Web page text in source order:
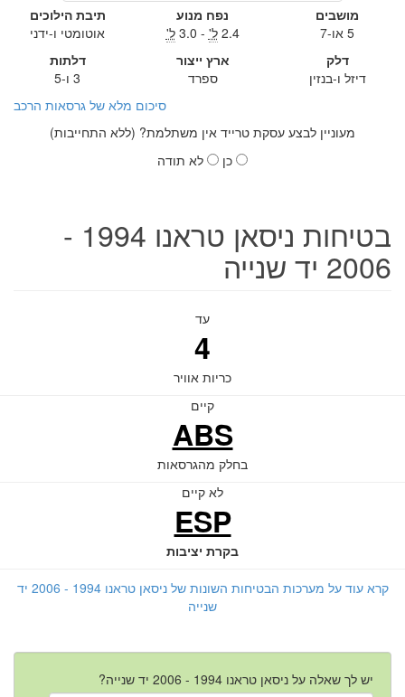
מושבים
5 או-7
נפח מנוע
2.4 ל' - 3.0 ל'
תיבת הילוכים
אוטומטי ו-ידני
דלק
דיזל ו-בנזין
ארץ ייצור
ספרד
דלתות
3 ו-5
סיכום מלא של גרסאות הרכב
מעוניין לבצע עסקת טרייד אין משתלמת? (ללא התחייבות)
כן
לא תודה
בטיחות ניסאן טראנו 1994 -
2006 יד שנייה
עד
4
כריות אוויר
קיים
ABS
בחלק מהגרסאות
לא קיים
ESP
בקרת יציבות
קרא עוד על מערכות הבטיחות השונות של ניסאן טראנו 1994 - 2006 יד
שנייה
יש לך שאלה על ניסאן טראנו 1994 - 2006 יד שנייה?